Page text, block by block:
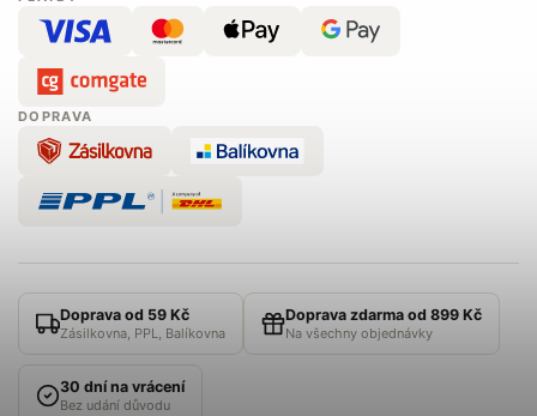
DOPRAVA
Doprava od 59 Kč
Zásilkovna, PPL, Balíkovna
Doprava zdarma od 899 Kč
Na všechny objednávky
30 dní na vrácení
Bez udání důvodu